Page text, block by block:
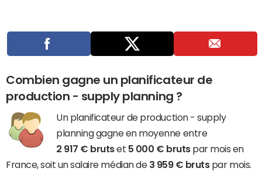
Combien gagne un planificateur de
production - supply planning ?
Un planificateur de production - supply
planning gagne en moyenne entre
2 917 € brutset 5 000 € brutspar mois en
France, soit un salaire médian de 3 959 € brutspar mois.